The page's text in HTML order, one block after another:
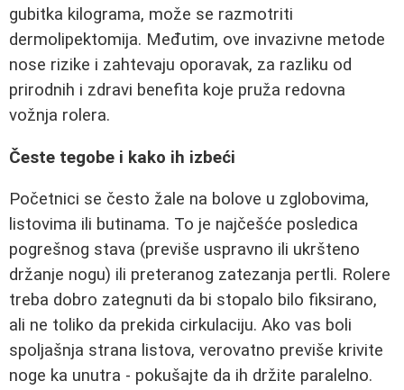
gubitka kilograma, može se razmotriti
dermolipektomija. Međutim, ove invazivne metode
nose rizike i zahtevaju oporavak, za razliku od
prirodnih i zdravi benefita koje pruža redovna
vožnja rolera.
Česte tegobe i kako ih izbeći
Početnici se često žale na bolove u zglobovima,
listovima ili butinama. To je najčešće posledica
pogrešnog stava (previše uspravno ili ukršteno
držanje nogu) ili preteranog zatezanja pertli. Rolere
treba dobro zategnuti da bi stopalo bilo fiksirano,
ali ne toliko da prekida cirkulaciju. Ako vas boli
spoljašnja strana listova, verovatno previše krivite
noge ka unutra - pokušajte da ih držite paralelno.